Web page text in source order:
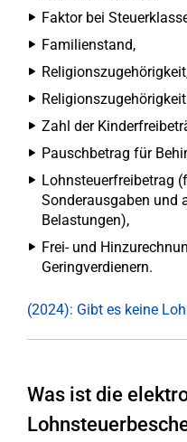
Faktor bei
Familienstand,
Zahl der
Pauschbetrag für
Lohnsteuerfreibetrag
Sonderausgaben und
Belastungen),
Frei- und
Geringverdienern.
(2024): Gibt es keine
Was ist die